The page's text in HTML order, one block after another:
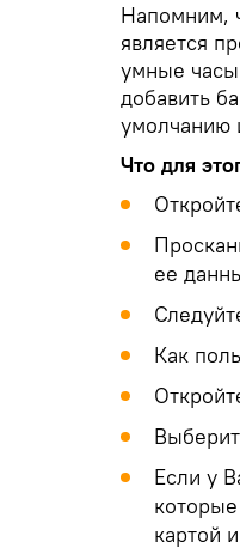
Напомним,
является
умные
добавить
умолчанию
Что для
ее
Как
Если у
картой